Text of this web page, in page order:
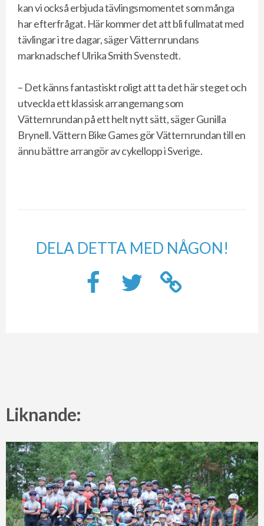
kan vi också erbjuda tävlingsmomentet som många
har efterfrågat. Här kommer det att bli fullmatat med
tävlingar i tre dagar, säger Vätternrundans
marknadschef Ulrika Smith Svenstedt.
– Det känns fantastiskt roligt att ta det här steget och
utveckla ett klassisk arrangemang som
Vätternrundan på ett helt nytt sätt, säger Gunilla
Brynell. Vättern Bike Games gör Vätternrundan till en
ännu bättre arrangör av cykellopp i Sverige.
DELA DETTA MED NÅGON!
Liknande: